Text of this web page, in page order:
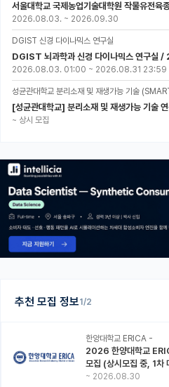
추천 모집 정보1/2
한양대학교 ERICA -
2026 한양대학교
모집 (상시모집 중, 1
~ 2026.08.30
서울대학교 국제농업기술대학원 작물유전육
2026.08.03. ~ 2026.09.30
DGIST 신경 다이나믹스 연구실
DGIST 뇌과학과 신경 다이나믹스 연구실 /
2026.08.03. 01:00 ~ 2026.08.31 23:59
성균관대학교 분리소재 및 재생가능 기술
~ 상시 모집